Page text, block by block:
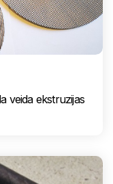
veida ekstruzijas